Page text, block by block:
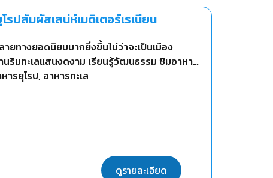
ปสัมผัสเสน่ห์เมดิเตอร์เรเนียน
ทางยอดนิยมมากยิ่งขึ้นไม่ว่าจะเป็นเมือง
ริมทะเลแสนงดงาม เรียนรู้วัฒนธรรม ชิมอาหาร
รยุโรป, อาหารทะเล
ดูรายละเอียด